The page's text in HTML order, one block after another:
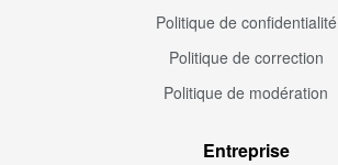
Politique de confidentialité
Politique de correction
Politique de modération
Entreprise